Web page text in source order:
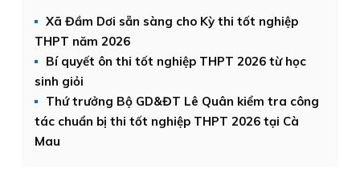
Xã Đầm Dơi sẵn sàng cho Kỳ thi tốt nghiệp
THPT năm 2026
Bí quyết ôn thi tốt nghiệp THPT 2026 từ học
sinh giỏi
Thứ trưởng Bộ GD&ĐT Lê Quân kiểm tra công
tác chuẩn bị thi tốt nghiệp THPT 2026 tại Cà
Mau